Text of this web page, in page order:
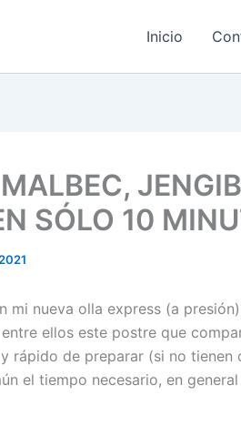
Inicio
SÓLO 10
mi nueva olla express (a
ellos este postre que
rápido de preparar (si no tienen
el tiempo necesario, en